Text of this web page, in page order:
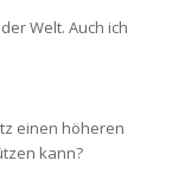
Welt. Auch ich
einen höheren
kann?